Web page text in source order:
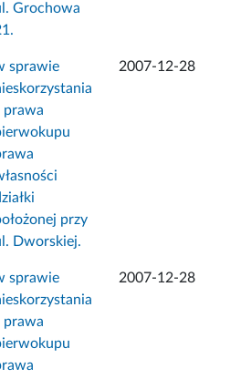
Grochowa
sprawie
prawa
przy
Dworskiej.
2007-12-28
sprawie
prawa
2007-12-28